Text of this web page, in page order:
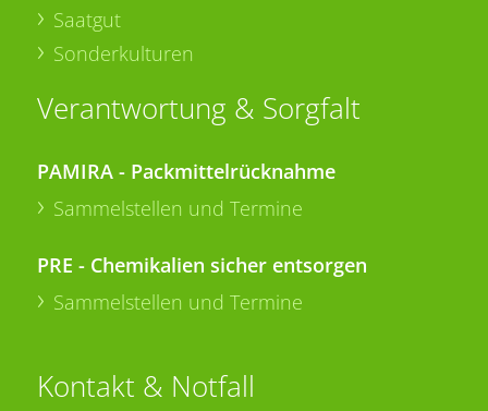
Saatgut
Sonderkulturen
Verantwortung & Sorgfalt
PAMIRA - Packmittelrücknahme
Sammelstellen und Termine
PRE - Chemikalien sicher entsorgen
Sammelstellen und Termine
Kontakt & Notfall